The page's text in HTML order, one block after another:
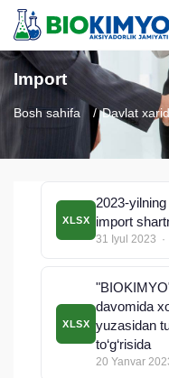
Import
Bosh sahifa Davlat
XLSX
2023-
import
31 Iyul 2023
XLSX
davomida
yuzasidan
to‘g‘risida
20 Yanvar